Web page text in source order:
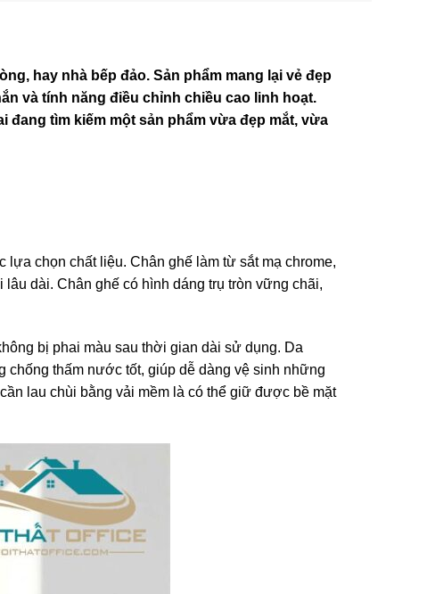
hay nhà bếp đảo. Sản phẩm mang lại vẻ đẹp
và tính năng điều chỉnh chiều cao linh hoạt.
tìm kiếm một sản phẩm vừa đẹp mắt, vừa
chọn chất liệu. Chân ghế làm từ sắt mạ chrome,
dài. Chân ghế có hình dáng trụ tròn vững chãi,
bị phai màu sau thời gian dài sử dụng. Da
chống thấm nước tốt, giúp dễ dàng vệ sinh những
lau chùi bằng vải mềm là có thể giữ được bề mặt